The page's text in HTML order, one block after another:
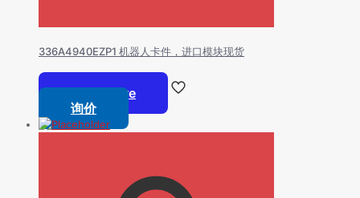
336A4940EZP1 机器人卡件，进口模块现货
Read more
询价